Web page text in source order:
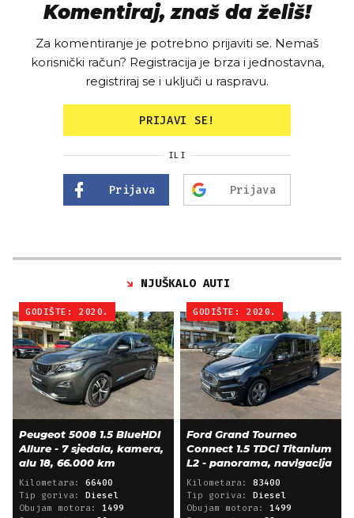
Komentiraj, znaš da želiš!
Za komentiranje je potrebno prijaviti se. Nemaš
korisnički račun? Registracija je brza i jednostavna,
registriraj se i uključi u raspravu.
PRIJAVI SE!
ILI
Prijava Prijava
NJUŠKALO AUTI
GODIŠTE: 2020.
Peugeot 5008 1.5 BlueHDI
Allure - 7 sjedala, kamera,
alu 18, 66.000 km
Kilometara: 66400
Tip goriva:
Diesel
Obujam motora: 1499
GODIŠTE: 2020.
Ford Grand Tourneo
Connect 1.5 TDCi Titanium
L2 - panorama, navigacija
Kilometara: 83400
Tip goriva:
Diesel
Obujam motora: 1499